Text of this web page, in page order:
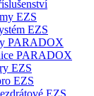
EZS
EZS
PARADOX
PARADOX
EZS
EZS